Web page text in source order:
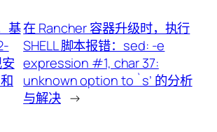
基在 Rancher 容器升级时，执行
SHELL 脚本报错：sed: -e
expression #1, char 37:
unknown option to `s’ 的分析
与解决 →